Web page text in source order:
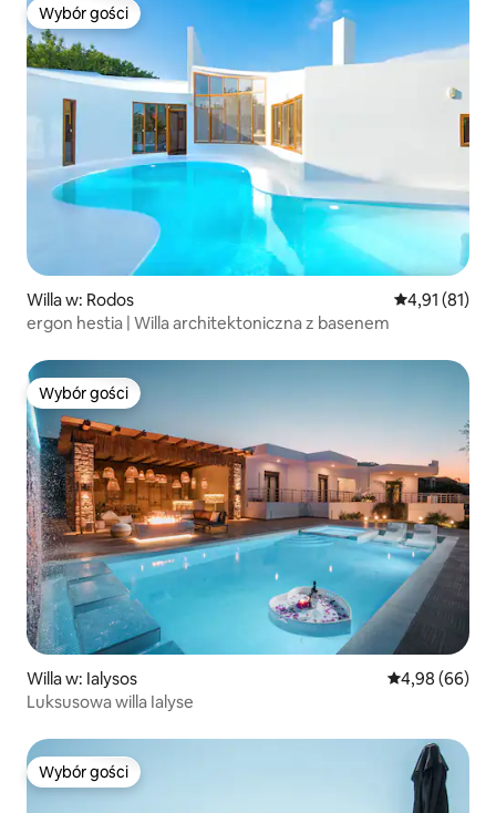
Wybór gości
Wybór gości
Willa w: Rodos Średnia
4,91 (81)
ergon hestia | Willa architektoniczna z basenem
Wybór gości
Wybór gości
Willa w: Ialysos Średnia
4,98 (66)
Luksusowa willa Ialyse
Wybór gości
Wybór gości